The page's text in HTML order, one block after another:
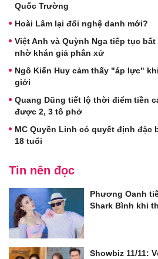
Quốc Trường
Hoài Lâm lại đổi nghệ danh mới?
Việt Anh và Quỳnh Nga tiếp tục
nhờ khán giả phân xử
Ngô Kiến Huy cảm thấy "áp lực"
giới
Quang Dũng tiết lộ thời điểm tiền
được 2, 3 tô phở
MC Quyền Linh có quyết định đặc
18 tuổi
Tin nên đọc
Phương Oanh
Shark Bình khi
Showbiz 11/11: